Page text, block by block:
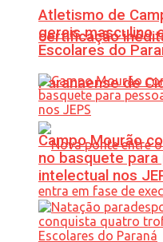
certificação
Paranaense de
Atletismo de
gerais masculino
Escolares do
Campo Mourão
no basquete
intelectual nos